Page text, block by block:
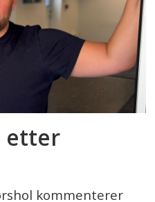
etter
kommenterer